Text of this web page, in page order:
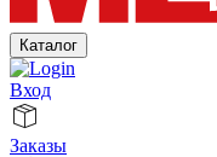
Каталог
Вход
Заказы